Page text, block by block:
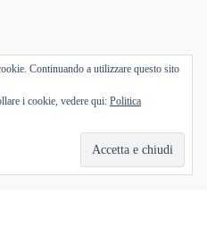
Continuando a utilizzare questo sito
i cookie, vedere qui: Politica